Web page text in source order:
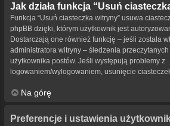
Jak działa funkcja “Usuń
Funkcja “Usuń ciasteczka witryny” usuwa
phpBB dzięki, którym użytkownik jest
Dostarczają one również funkcję – jeśli została
administratora witryny – śledzenia
użytkownika postów. Jeśli występują problemy z
logowaniem/wylogowaniem, usunięcie
Na górę
Preferencje i ustawienia